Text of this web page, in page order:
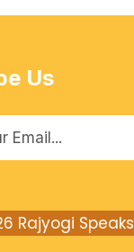
Us
Rajyogi Speaks